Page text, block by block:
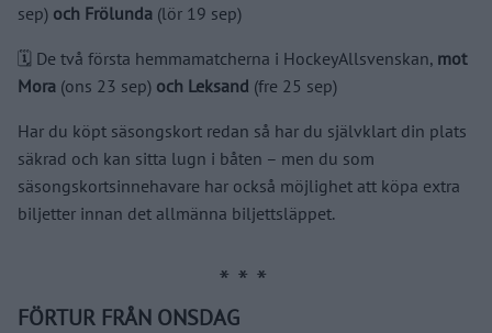
sep) och Frölunda (lör 19 sep)
🗓️ De två första hemmamatcherna i HockeyAllsvenskan, mot
Mora (ons 23 sep) och Leksand (fre 25 sep)
Har du köpt säsongskort redan så har du självklart din plats
säkrad och kan sitta lugn i båten – men du som
säsongskortsinnehavare har också möjlighet att köpa extra
biljetter innan det allmänna biljettsläppet.
FÖRTUR FRÅN ONSDAG